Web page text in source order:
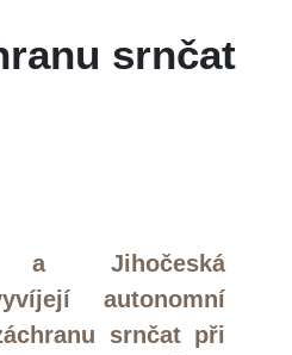
srnčat
a Jihočeská
autonomní
srnčat při